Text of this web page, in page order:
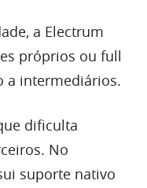
a Electrum
próprios ou full
a intermediários.
dificulta
No
suporte nativo